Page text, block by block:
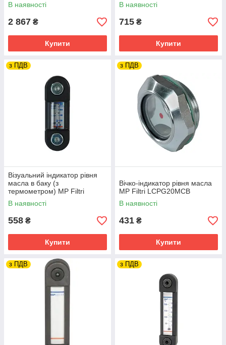
В наявності
2 867 ₴
Купити
В наявності
715 ₴
Купити
з ПДВ
Візуальний індикатор рівня
масла в баку (з
термометром) MP Filtri
LVA10TAPM10S01
В наявності
558 ₴
Купити
з ПДВ
Вічко-індикатор рівня масла
MP Filtri LCPG20MCB
В наявності
431 ₴
Купити
з ПДВ з ПДВ